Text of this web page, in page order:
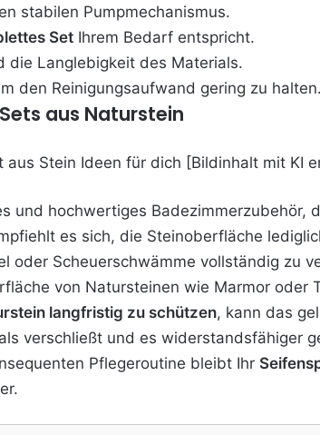
stabilen Pumpmechanismus.
Set Ihrem Bedarf entspricht.
die Langlebigkeit des Materials.
den Reinigungsaufwand gering zu halten.
aus Naturstein
und hochwertiges Badezimmerzubehör,
es sich, die Steinoberfläche
oder Scheuerschwämme vollständig zu
von Natursteinen wie Marmor oder
langfristig zu schützen, kann das
verschließt und es widerstandsfähiger
Pflegeroutine bleibt Ihr